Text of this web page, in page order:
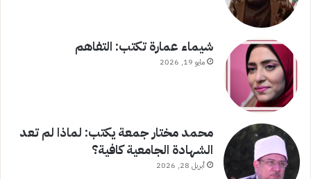
شيماء عمارة تكتب: التفاهم
مايو 19, 2026
محمد مختار جمعة يكتب: لماذا لم تعد
الشهادة الجامعية كافية؟
أبريل 28, 2026